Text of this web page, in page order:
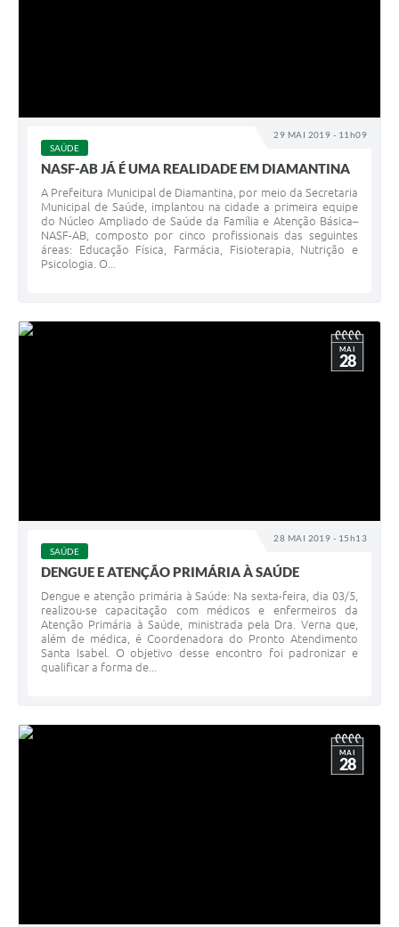
29 MAI 2019 - 11h09
SAÚDE
NASF-AB JÁ É UMA REALIDADE EM DIAMANTINA
A Prefeitura Municipal de Diamantina, por meio da Secretaria
Municipal de Saúde, implantou na cidade a primeira equipe
do Núcleo Ampliado de Saúde da Família e Atenção Básica–
NASF-AB, composto por cinco profissionais das seguintes
áreas: Educação Física, Farmácia, Fisioterapia, Nutrição e
Psicologia. O...
28 MAI 2019 - 15h13
MAI
28
SAÚDE
DENGUE E ATENÇÃO PRIMÁRIA À SAÚDE
Dengue e atenção primária à Saúde: Na sexta-feira, dia 03/5,
realizou-se capacitação com médicos e enfermeiros da
Atenção Primária à Saúde, ministrada pela Dra. Verna que,
além de médica, é Coordenadora do Pronto Atendimento
Santa Isabel. O objetivo desse encontro foi padronizar e
qualificar a forma de...
MAI
28